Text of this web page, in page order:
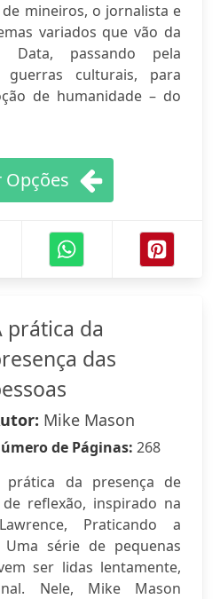
mineiros, o jornalista e
variados que vão da
Data, passando pela
culturais, para
de humanidade – do
Opções
prática da
das
Mike Mason
de Páginas: 268
prática da presença de
reflexão, inspirado na
Praticando a
série de pequenas
ser lidas lentamente,
Nele, Mike Mason